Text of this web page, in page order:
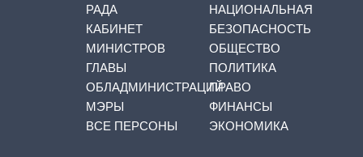
РАДА
КАБИНЕТ
МИНИСТРОВ
ГЛАВЫ
ОБЛАДМИНИСТРАЦИЙ
МЭРЫ
ВСЕ ПЕРСОНЫ
НАЦИОНАЛЬНАЯ
БЕЗОПАСНОСТЬ
ОБЩЕСТВО
ПОЛИТИКА
ПРАВО
ФИНАНСЫ
ЭКОНОМИКА